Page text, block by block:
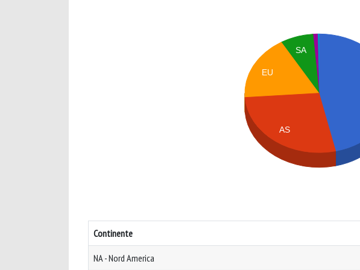
SA
EU
AS
Continente
NA - Nord America